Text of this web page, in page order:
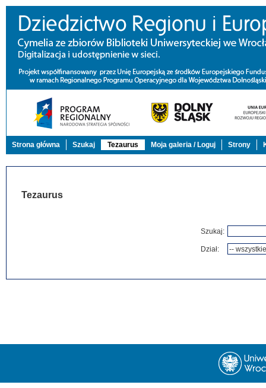
Strona główna Szukaj Tezaurus Moja galeria / Loguj Strony
Tezaurus
Szukaj:
Dział: